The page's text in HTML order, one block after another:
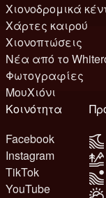
Χιονοδρομικά
Χάρτες καιρού
Χιονοπτώσεις
Νέα από το
Φωτογραφίες
ΜουΧιόνι
Κοινότητα
Facebook
Instagram
TikTok
YouTube